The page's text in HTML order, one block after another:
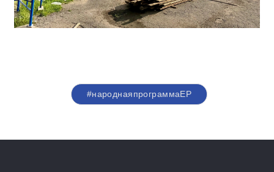
#народнаяпрограммаЕР